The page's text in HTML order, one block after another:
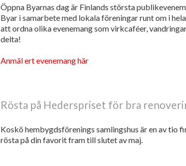
Öppna Byarnas dag är Finlands största
Byar i samarbete med lokala föreningar runt om i
att ordna olika evenemang som virkcaféer,
delta!
Anmäl ert evenemang här
Rösta på Hederspriset för bra
Koskö hembygdsförenings samlingshus är en av tio
rösta på din favorit fram till slutet av maj.